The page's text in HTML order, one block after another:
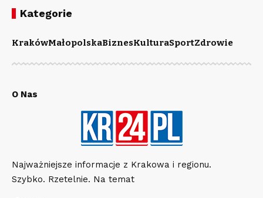
Kategorie
KrakówMałopolskaBiznesKulturaSportZdrowie
O Nas
Najważniejsze informacje z Krakowa i regionu.
Szybko. Rzetelnie. Na temat